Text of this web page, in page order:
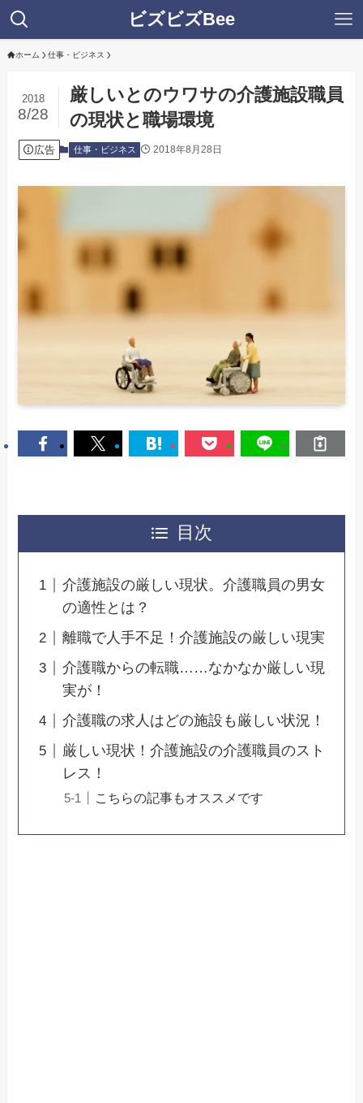
ビズビズBee
ホーム 仕事・ビジネス
厳しいとのウワサの介護施設職員
の現状と職場環境
2018
8/28
広告 仕事・ビジネス 2018年8月28日
目次
介護施設の厳しい現状。介護職員の男女
の適性とは？
離職で人手不足！介護施設の厳しい現実
介護職からの転職……なかなか厳しい現
実が！
介護職の求人はどの施設も厳しい状況！
厳しい現状！介護施設の介護職員のスト
レス！
こちらの記事もオススメです